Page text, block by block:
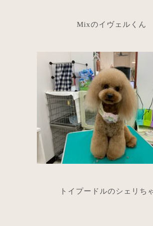
Mixのイヴェルくん
トイプードルのシェリち